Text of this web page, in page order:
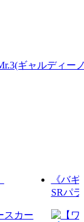
《バ
SRパ